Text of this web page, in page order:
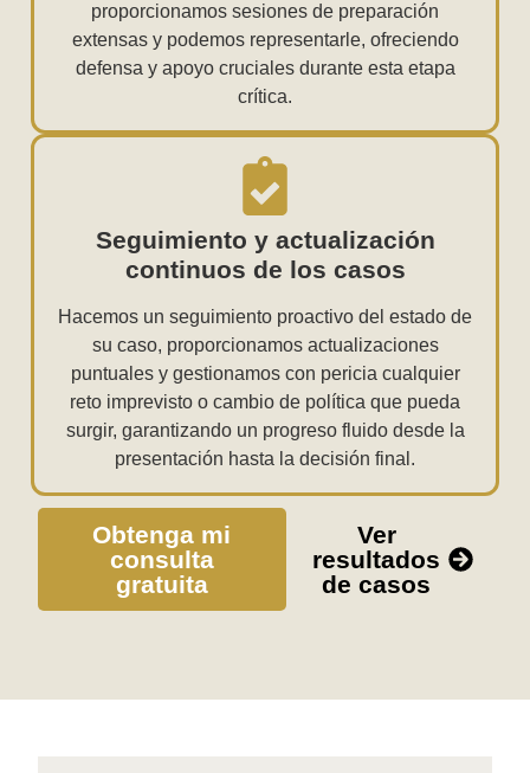
proporcionamos sesiones de preparación
extensas y podemos representarle, ofreciendo
defensa y apoyo cruciales durante esta etapa
crítica.
Seguimiento y actualización
continuos de los casos
Hacemos un seguimiento proactivo del estado de
su caso, proporcionamos actualizaciones
puntuales y gestionamos con pericia cualquier
reto imprevisto o cambio de política que pueda
surgir, garantizando un progreso fluido desde la
presentación hasta la decisión final.
Obtenga mi
consulta
gratuita
Ver
resultados
de casos